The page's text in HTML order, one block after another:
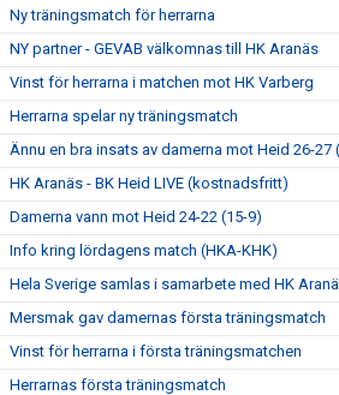
Ny träningsmatch för herrarna
NY partner - GEVAB välkomnas till HK Aranäs
Vinst för herrarna i matchen mot HK Varberg
Herrarna spelar ny träningsmatch
Ännu en bra insats av damerna mot Heid 26-27
HK Aranäs - BK Heid LIVE (kostnadsfritt)
Damerna vann mot Heid 24-22 (15-9)
Info kring lördagens match (HKA-KHK)
Hela Sverige samlas i samarbete med HK
Mersmak gav damernas första träningsmatch
Vinst för herrarna i första träningsmatchen
Herrarnas första träningsmatch